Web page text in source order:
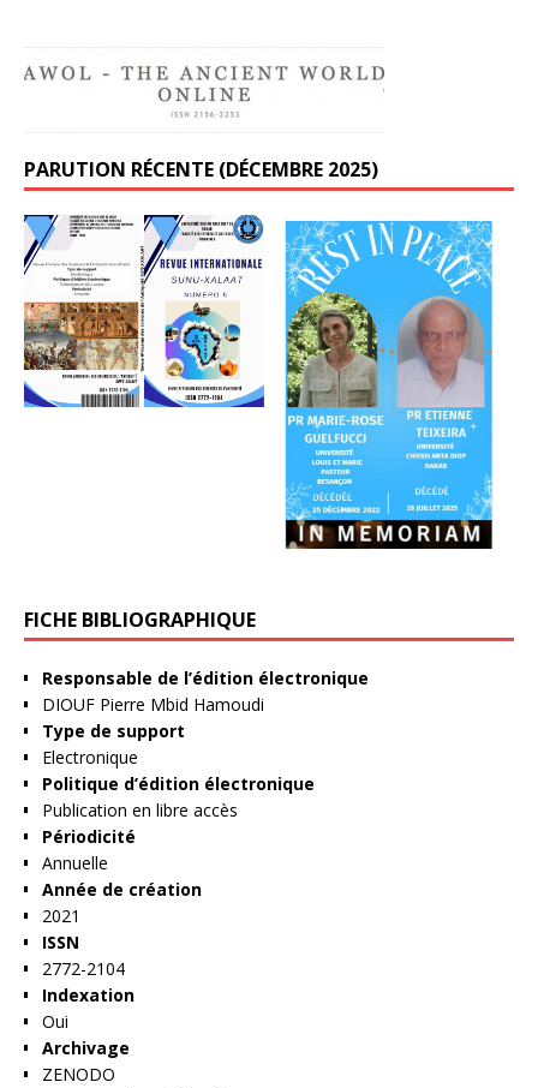
PARUTION RÉCENTE (DÉCEMBRE 2025)
FICHE BIBLIOGRAPHIQUE
Responsable de l’édition électronique
DIOUF Pierre Mbid Hamoudi
Type de support
Electronique
Politique d’édition électronique
Publication en libre accès
Périodicité
Annuelle
Année de création
2021
ISSN
2772-2104
Indexation
Oui
Archivage
ZENODO